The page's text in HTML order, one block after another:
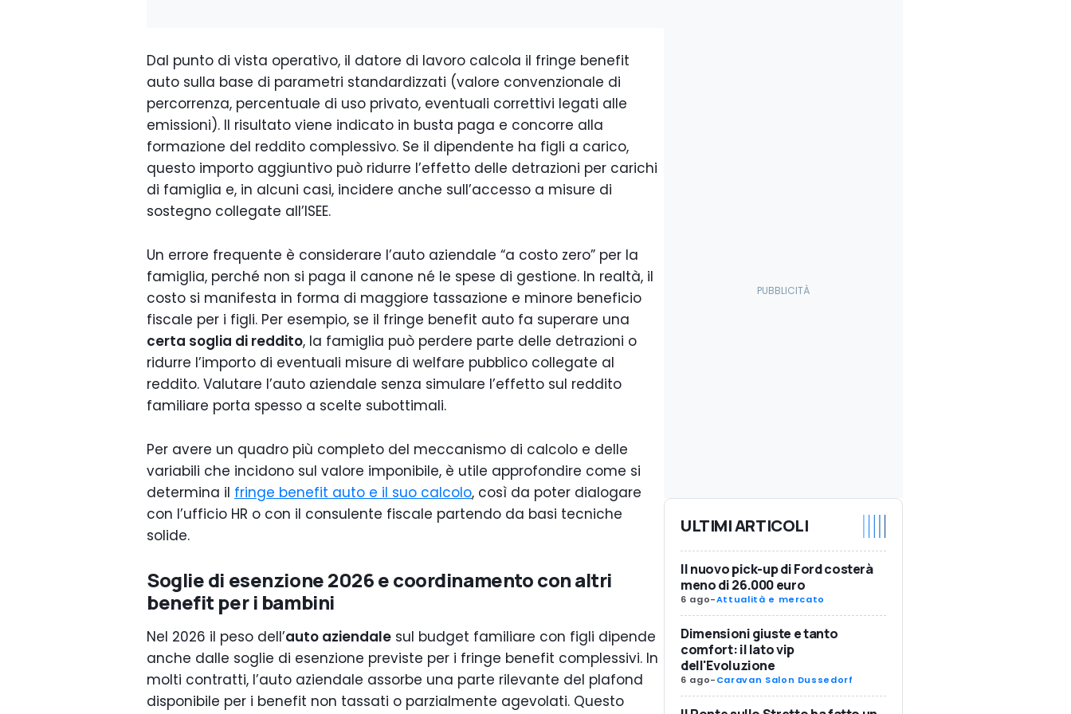
Dal punto di vista operativo, il datore di lavoro calcola il fringe benefit
auto sulla base di parametri standardizzati (valore convenzionale di
percorrenza, percentuale di uso privato, eventuali correttivi legati alle
emissioni). Il risultato viene indicato in busta paga e concorre alla
formazione del reddito complessivo. Se il dipendente ha figli a carico,
questo importo aggiuntivo può ridurre l’effetto delle detrazioni per carichi
di famiglia e, in alcuni casi, incidere anche sull’accesso a misure di
sostegno collegate all’ISEE.
Un errore frequente è considerare l’auto aziendale “a costo zero” per la
famiglia, perché non si paga il canone né le spese di gestione. In realtà, il
costo si manifesta in forma di maggiore tassazione e minore beneficio
fiscale per i figli. Per esempio, se il fringe benefit auto fa superare una
certa soglia di reddito, la famiglia può perdere parte delle detrazioni o
ridurre l’importo di eventuali misure di welfare pubblico collegate al
reddito. Valutare l’auto aziendale senza simulare l’effetto sul reddito
familiare porta spesso a scelte subottimali.
Per avere un quadro più completo del meccanismo di calcolo e delle
variabili che incidono sul valore imponibile, è utile approfondire come si
determina il fringe benefit auto e il suo calcolo, così da poter dialogare
con l’ufficio HR o con il consulente fiscale partendo da basi tecniche
solide.
Soglie di esenzione 2026 e coordinamento con altri
benefit per i bambini
Nel 2026 il peso dell’auto aziendale sul budget familiare con figli dipende
anche dalle soglie di esenzione previste per i fringe benefit complessivi. In
molti contratti, l’auto aziendale assorbe una parte rilevante del plafond
disponibile per i benefit non tassati o parzialmente agevolati. Questo
ULTIMI ARTICOLI
Il nuovo pick-up di Ford costerà
meno di 26.000 euro
6 ago-Attualità e mercato
Dimensioni giuste e tanto
comfort: il lato vip
dell'Evoluzione
6 ago-Caravan Salon Dussedorf